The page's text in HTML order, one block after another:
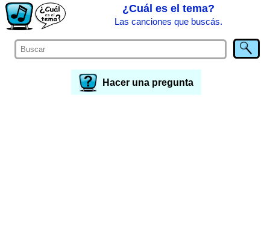
¿Cuál es el tema?
Las canciones que buscás.
Hacer una pregunta